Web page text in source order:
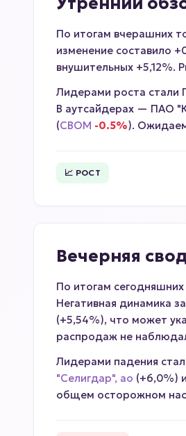
По итогам вчерашних
изменение составило
внушительных +5,12%.
Лидерами роста стали
В аутсайдерах — ПАО
(CBOM -0.5%). Ожидаем
📈 РОСТ
Вечерняя
По итогам
Негативная динамика
(+5,54%), что может
распродаж не
Лидерами падения
"Селигдар", ао (+6,0%) и
общем осторожном